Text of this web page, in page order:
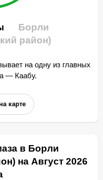
Борли
район)
на одну из главных
— Каабу.
карте
в Борли
на Август 2026